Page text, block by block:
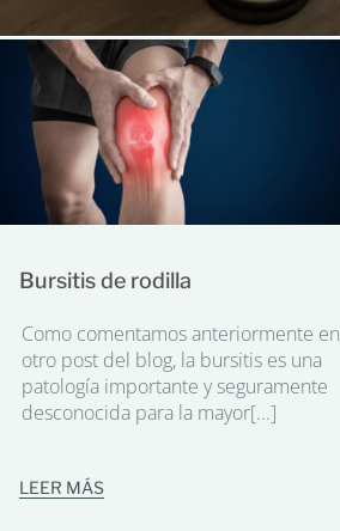
Bursitis de rodilla
Como comentamos anteriormente en
otro post del blog, la bursitis es una
patología importante y seguramente
desconocida para la mayor[...]
LEER MÁS